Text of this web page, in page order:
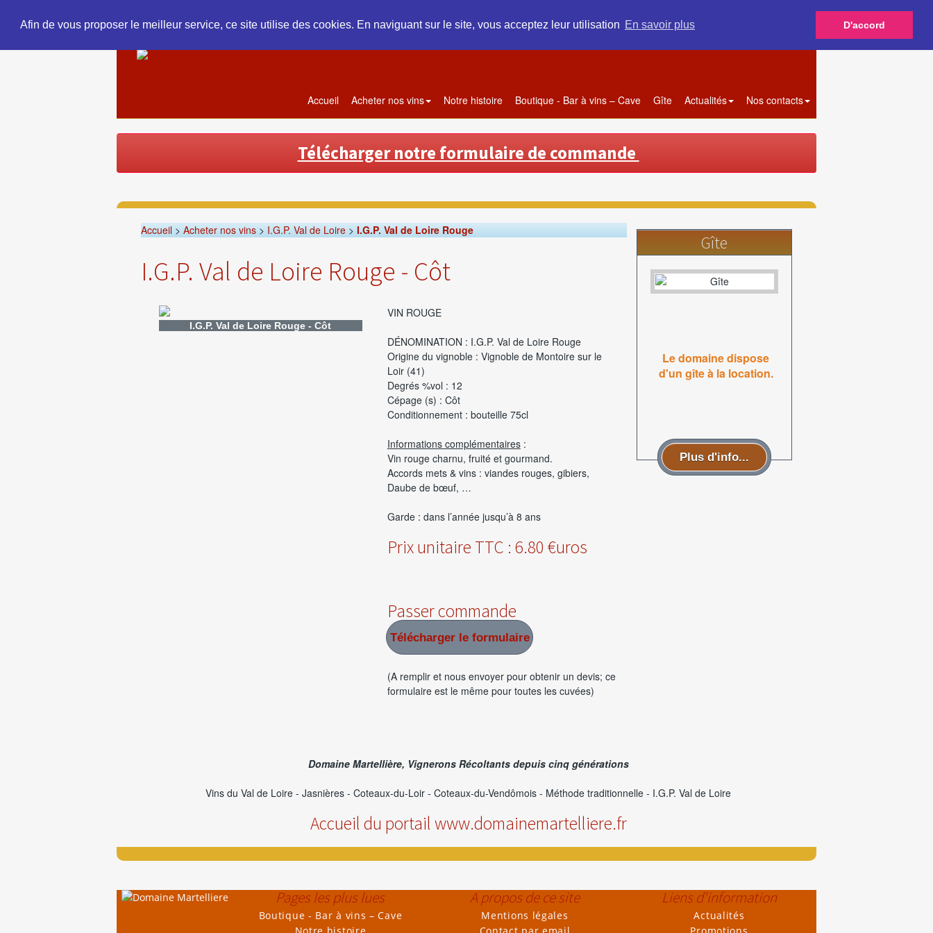
Afin de vous proposer le meilleur service, ce site utilise des cookies. En naviguant sur le site, vous acceptez leur utilisation En savoir plus D'accord
Accueil Acheter nos vins Notre histoire Boutique - Bar à vins – Cave Gîte Actualités Nos contacts
Télécharger notre formulaire de commande
Accueil >Acheter nos vins > I.G.P. Val de Loire >I.G.P. Val de Loire Rouge
I.G.P. Val de Loire Rouge - Côt
I.G.P. Val de Loire Rouge - Côt
VIN ROUGE
DÉNOMINATION : I.G.P. Val de Loire Rouge
Origine du vignoble : Vignoble de Montoire sur le
Loir (41)
Degrés %vol : 12
Cépage (s) : Côt
Conditionnement : bouteille 75cl
Informations complémentaires:
Vin rouge charnu, fruité et gourmand.
Accords mets & vins : viandes rouges, gibiers,
Daube de bœuf, …
Garde : dans l’année jusqu’à 8 ans
Prix unitaire TTC : 6.80 €uros
Passer commande
Télécharger le formulaire
(A remplir et nous envoyer pour obtenir un devis; ce
formulaire est le même pour toutes les cuvées)
Gîte
Le domaine dispose
d'un gîte à la location.
Plus d'info...
Domaine Martellière, Vignerons Récoltants depuis cinq générations
Vins du Val de Loire - Jasnières - Coteaux-du-Loir - Coteaux-du-Vendômois - Méthode traditionnelle - I.G.P. Val de Loire
Accueil du portail www.domainemartelliere.fr
Pages les plus lues
Boutique - Bar à vins – Cave
A propos de ce site
Mentions légales
Liens d'information
Actualités